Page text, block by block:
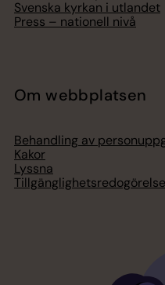
Svenska kyrkan i utlandet
Press – nationell nivå
Om webbplatsen
Behandling av
Kakor
Lyssna
Tillgänglighetsredogörelse